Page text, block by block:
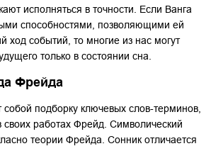
исполняться в точности. Если Ванга
способностями, позволяющими ей
ход событий, то многие из нас могут
только в состоянии сна.
Фрейда
собой подборку ключевых слов-терминов,
своих работах Фрейд. Cимволический
теории Фрейда. Сонник отличается